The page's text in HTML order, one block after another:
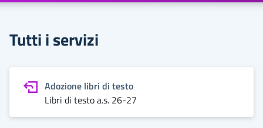
Tutti i servizi
Adozione libri di testo
Libri di testo a.s. 26-27